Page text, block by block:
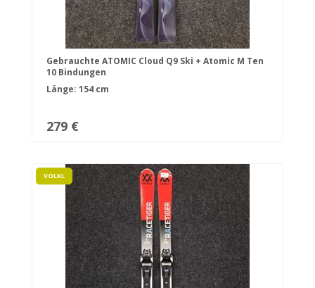
Gebrauchte ATOMIC Cloud Q9 Ski + Atomic M Ten
10 Bindungen
Länge: 154 cm
279 €
VOLKL